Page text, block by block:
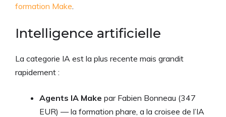
formation Make
Intelligence artificielle
La categorie IA est la plus recente mais grandit
rapidement :
Agents IA Make par Fabien Bonneau (347
EUR) — la formation phare, a la croisee de l’IA